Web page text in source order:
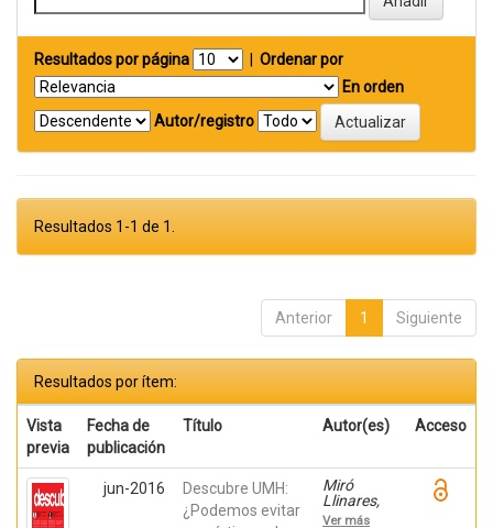
Resultados por página
Ordenar por
En orden
Autor/registro
Resultados 1-1 de 1.
Anterior 1 Siguiente
Resultados por ítem:
Vista
previa
Fecha de
publicación
Título Autor(es) Acceso
jun-2016
Descubre UMH:
¿Podemos evitar
Miró
Llinares,
Fernando;
Ver más